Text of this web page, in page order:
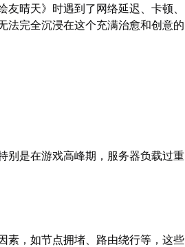
晴天》时遇到了网络延迟、卡顿、
法完全沉浸在这个充满治愈和创意的
别是在游戏高峰期，服务器负载过重
素，如节点拥堵、路由绕行等，这些